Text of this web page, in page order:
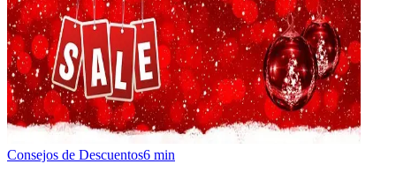
Consejos de Descuentos6 min